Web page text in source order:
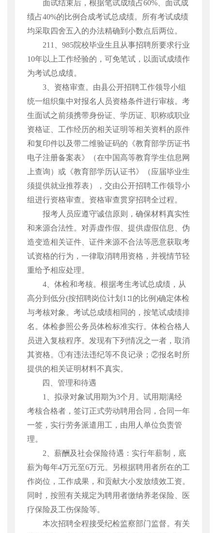
面试结束后，根据笔试成绩占60% 、面试成
绩占40%的比例合成考试总成绩。所有考试成绩
均采取四舍五入的办法精确到小数点后两位。
211
985院校毕业生且从事招聘所要求行业
10年以上工作经验的，可免笔试，以面试成绩作
为考试总成绩。
3 、资格审查。 由县公开招聘工作领导小组
统一组织集中对报名人员资格条件进行审核。考
生面试之前须携带身份证、学历证、职称或职业
资格证、工作经历的相关证明等相关资料的原件
和复印件以及带二维验证码的《教育部学历证书
电子注册备案表》（在中国高等教育学生信息网
上查询）或《教育部学历认证书》（应届毕业生
须提供就业推荐表），交由公开招聘工作领导小
组进行资格审查。资格审查贯穿招聘全过程。
报考人员应遵守诚信原则，确保材料真实性
和来源合法性。对弄虚作假、提供虚假信息、伪
造变造相关证件、证件来源不合法等恶意获取考
试资格的行为，一律取消聘用资格，并视情节轻
重给予相应处理。
4、体检和考核。根据考生考试总成绩，从
高分到低分(按招聘岗位计划 1 ∶1 的比例)确定体检
与考核对象。考试总成绩相同的，按笔试成绩排
名。体检参照公务员体检标准实行。体检合格人
员进入复核程序。发现有下列情况之一者，取消
其资格。①有违法违纪等不良记录；②报名时所
提供的相关证明材料不真实。
四、管理和待遇
1
、拟录对象试用期为3个月。试用期满经
考核合格者，签订正式劳动聘用合同，合同一年
一签，实行劳务派遣用工，由用人单位负责管
理。
2 、薪酬及社会保险待遇： 实行年薪制，底
薪为每年4万元至6万元。另根据聘用者所在的工
作岗位，工作成果，和贡献大小发放绩效工资。
同时，按照有关规定为聘用者缴纳养老保险、医
疗保险及工伤保险等。
本次招聘全程接受纪检监察部门监督。有关